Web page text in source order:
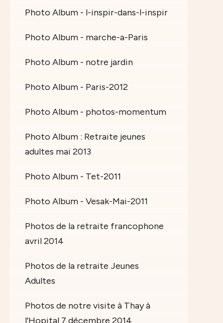
Photo Album - l-inspir-dans-l-inspir
Photo Album - marche-a-Paris
Photo Album - notre jardin
Photo Album - Paris-2012
Photo Album - photos-momentum
Photo Album : Retraite jeunes
adultes mai 2013
Photo Album - Tet-2011
Photo Album - Vesak-Mai-2011
Photos de la retraite francophone
avril 2014
Photos de la retraite Jeunes
Adultes
Photos de notre visite à Thay à
l'Hopital 7 décembre 2014